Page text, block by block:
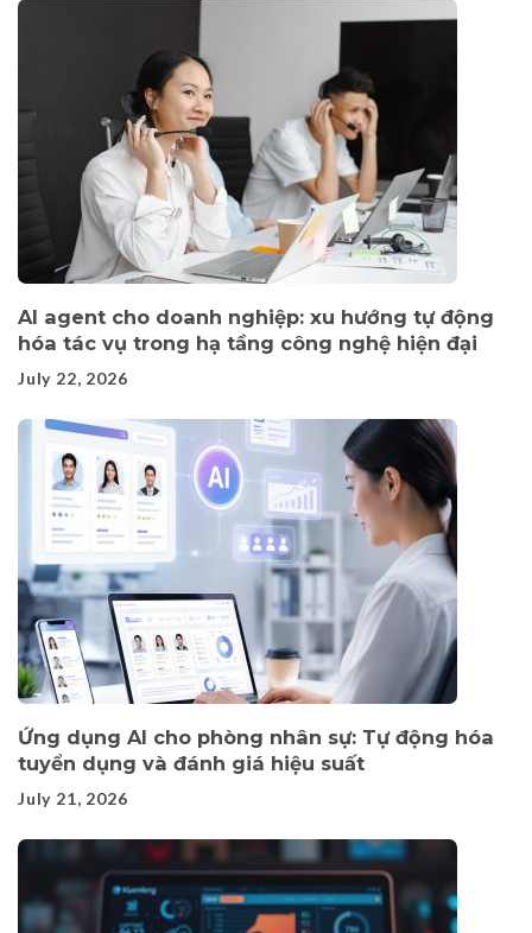
AI agent cho doanh nghiệp: xu hướng tự động
hóa tác vụ trong hạ tầng công nghệ hiện đại
July 22, 2026
Ứng dụng AI cho phòng nhân sự: Tự động hóa
tuyển dụng và đánh giá hiệu suất
July 21, 2026